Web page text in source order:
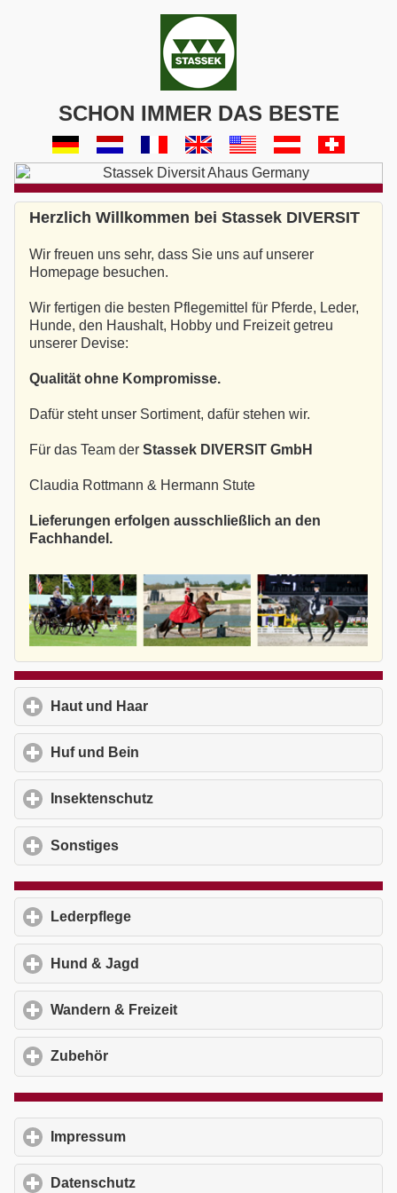
SCHON IMMER DAS BESTE
Herzlich Willkommen bei Stassek DIVERSIT
Wir freuen uns sehr, dass Sie uns auf unserer
Homepage besuchen.
Wir fertigen die besten Pflegemittel für Pferde, Leder,
Hunde, den Haushalt, Hobby und Freizeit getreu
unserer Devise:
Qualität ohne Kompromisse.
Dafür steht unser Sortiment, dafür stehen wir.
Für das Team der Stassek DIVERSIT GmbH
Claudia Rottmann & Hermann Stute
Lieferungen erfolgen ausschließlich an den
Fachhandel.
Haut und Haar
Huf und Bein
Insektenschutz
Sonstiges
Lederpflege
Hund & Jagd
Wandern & Freizeit
Zubehör
Impressum
Datenschutz